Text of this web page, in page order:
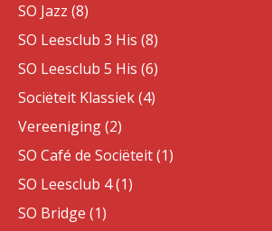
SO Jazz (8)
SO Leesclub 3 His (8)
SO Leesclub 5 His (6)
Sociëteit Klassiek (4)
Vereeniging (2)
SO Café de Sociëteit (1)
SO Leesclub 4 (1)
SO Bridge (1)